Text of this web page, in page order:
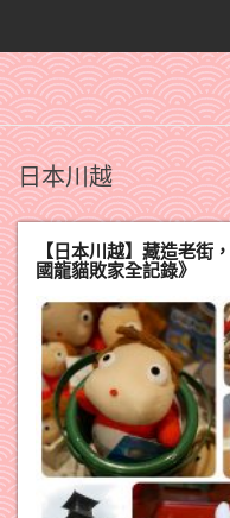
日本川越
【日本川越】藏造老街
國龍貓敗家全記錄》